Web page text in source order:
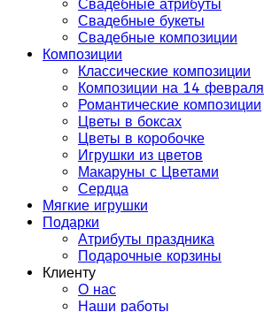
Свадебные атрибуты
Свадебные букеты
Свадебные композиции
Композиции
Классические композиции
Композиции на 14 февраля
Романтические композиции
Цветы в боксах
Цветы в коробочке
Игрушки из цветов
Макаруны с Цветами
Сердца
Мягкие игрушки
Подарки
Атрибуты праздника
Подарочные корзины
Клиенту
О нас
Наши работы